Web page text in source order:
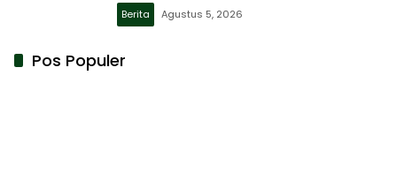
Berita Agustus 5, 2026
Pos Populer